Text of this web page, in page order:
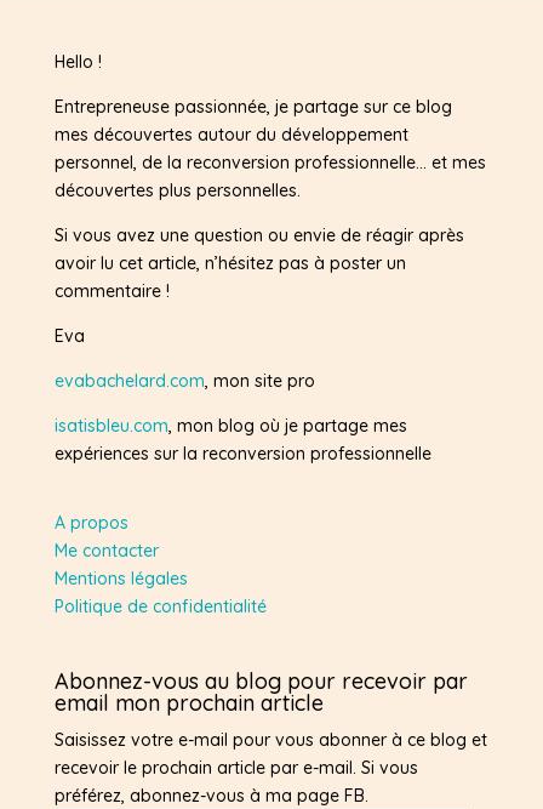
Hello !
Entrepreneuse passionnée, je partage sur ce blog
mes découvertes autour du développement
personnel, de la reconversion professionnelle… et mes
découvertes plus personnelles.
Si vous avez une question ou envie de réagir après
avoir lu cet article, n’hésitez pas à poster un
commentaire !
Eva
evabachelard.com, mon site pro
isatisbleu.com, mon blog où je partage mes
expériences sur la reconversion professionnelle
A propos
Me contacter
Mentions légales
Politique de confidentialité
Abonnez-vous au blog pour recevoir par
email mon prochain article
Saisissez votre e-mail pour vous abonner à ce blog et
recevoir le prochain article par e-mail. Si vous
préférez, abonnez-vous à ma page FB.